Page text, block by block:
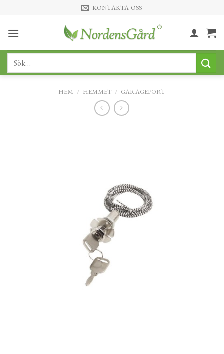
content
KONTAKTA OSS
Sök
HEM / HEMMET / GARAGEPORT